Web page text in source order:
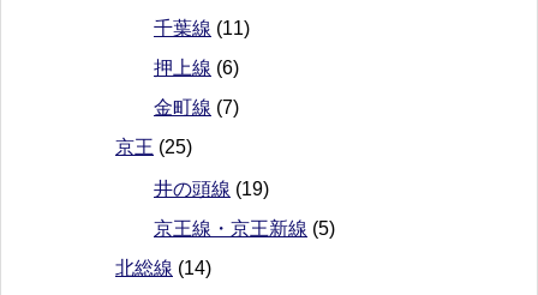
千葉線 (11)
押上線 (6)
金町線 (7)
京王 (25)
井の頭線 (19)
京王線・京王新線 (5)
北総線 (14)